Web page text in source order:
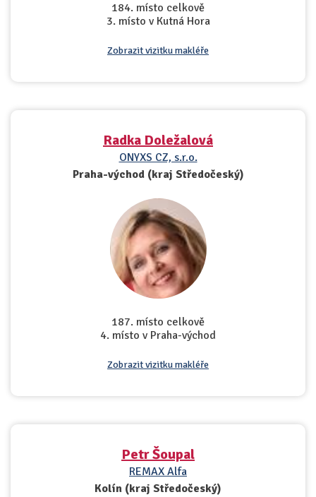
184. místo celkově
3. místo v Kutná Hora
Zobrazit vizitku makléře
Radka Doležalová
ONYXS CZ, s.r.o.
Praha-východ (kraj Středočeský)
187. místo celkově
4. místo v Praha-východ
Zobrazit vizitku makléře
Petr Šoupal
REMAX Alfa
Kolín (kraj Středočeský)